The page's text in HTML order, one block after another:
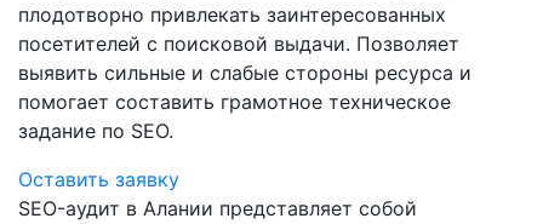
плодотворно привлекать заинтересованных
посетителей с поисковой выдачи. Позволяет
выявить сильные и слабые стороны ресурса и
помогает составить грамотное техническое
задание по SEO.
Оставить заявку
SEO-аудит в Алании представляет собой